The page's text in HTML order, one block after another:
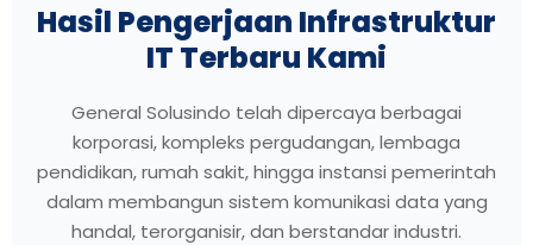
Hasil Pengerjaan Infrastruktur
IT Terbaru Kami
General Solusindo telah dipercaya berbagai
korporasi, kompleks pergudangan, lembaga
pendidikan, rumah sakit, hingga instansi pemerintah
dalam membangun sistem komunikasi data yang
handal, terorganisir, dan berstandar industri.